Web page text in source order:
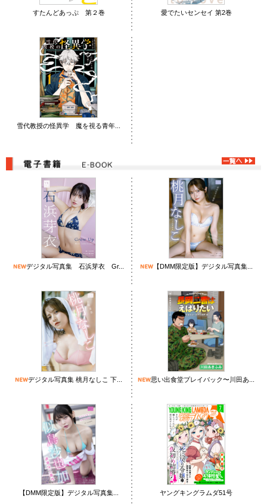
すたんどあっぷ 第２巻 愛でたいセンセイ 第2巻
雪代教授の怪異学 魔を視る青年...
デジタル写真集 石浜芽衣 Gr... 【DMM限定版】デジタル写真集...
デジタル写真集 桃月なしこ 下... 思い出食堂プレイバック〜川田あ...
【DMM限定版】デジタル写真集... ヤングキングラムダ51号